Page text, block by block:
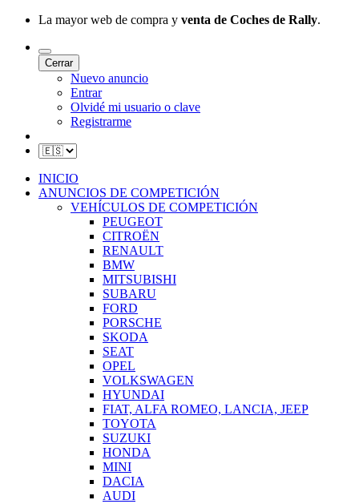
La mayor web de compra y venta de Coches de Rally.
Cerrar
Nuevo anuncio
Entrar
Olvidé mi usuario o clave
Registrarme
INICIO
ANUNCIOS DE COMPETICIÓN
VEHÍCULOS DE COMPETICIÓN
PEUGEOT
CITROËN
RENAULT
BMW
MITSUBISHI
SUBARU
FORD
PORSCHE
SKODA
SEAT
OPEL
VOLKSWAGEN
HYUNDAI
FIAT, ALFA ROMEO, LANCIA, JEEP
TOYOTA
SUZUKI
HONDA
MINI
DACIA
AUDI